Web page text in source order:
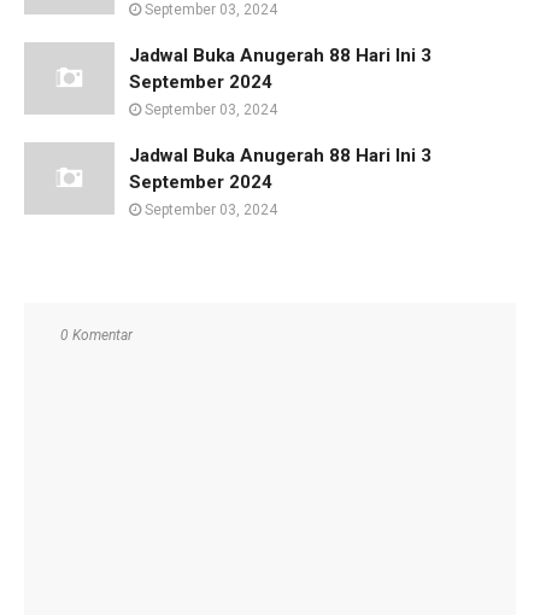
September 03, 2024
Jadwal Buka Anugerah 88 Hari Ini 3
September 2024
September 03, 2024
Jadwal Buka Anugerah 88 Hari Ini 3
September 2024
September 03, 2024
0 Komentar